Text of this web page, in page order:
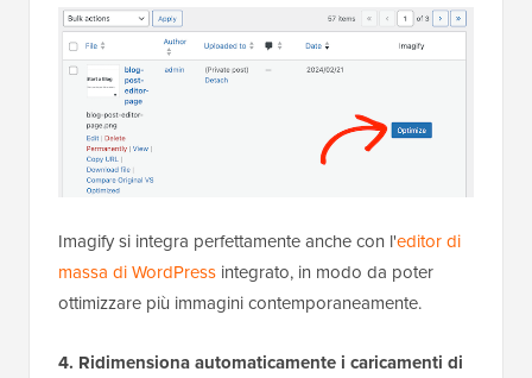
Imagify si integra perfettamente anche con l'editor di
massa di WordPress integrato, in modo da poter
ottimizzare più immagini contemporaneamente.
4. Ridimensiona automaticamente i caricamenti di